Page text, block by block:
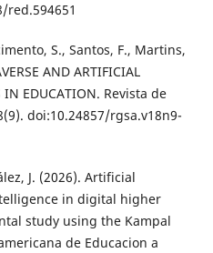
red.594651
S., Santos, F., Martins,
AND ARTIFICIAL
IN EDUCATION. Revista de
doi:10.24857/rgsa.v18n9-
J. (2026). Artificial
in digital higher
study using the Kampal
de Educacion a